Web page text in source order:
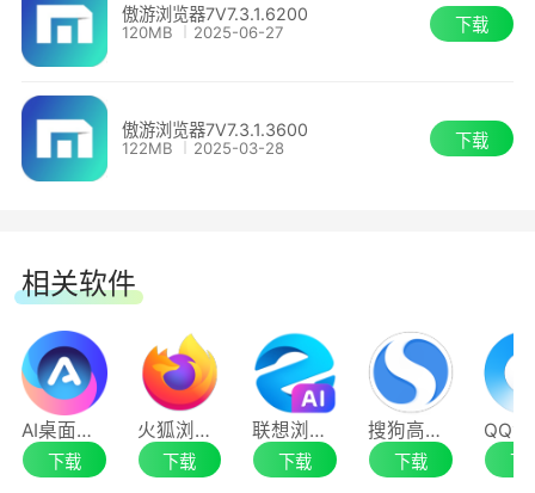
不会，傲游的免费VPN不会记录您的浏览活动。它
旨在保护您的隐私，确保您的在线操作保持机密。
一些常见的鼠标手势是什么？
前进或后退。您可以根据自己的喜好自定义鼠标手
势。
我的数据在密码大师中安全吗？
是的，密码大师中的所有内容在发送到服务器之前
都经过加密，确保您的数据安全。
- 修复书签导入/显示异常、超级收藏拖拽失效
- 修复多项导致浏览器崩溃的已知问题，提升
重点更新
主菜单新增uumail项，使用uumail可以隐藏您
的真实邮箱地址，批量生成虚拟邮箱，是您的邮箱
VPN
傲游浏览器7V7.3.1.6200
120MB 2025-06-27 下载
傲游浏览器7V7.3.1.3600
122MB 2025-03-28 下载
相关软件
AI桌面浏览器
下载
火狐浏览器32位
下载
联想浏览器
下载
搜狗高速浏览器
下载 下